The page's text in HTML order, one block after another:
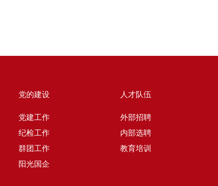
党的建设
党建工作
纪检工作
群团工作
阳光国企
人才队伍
外部招聘
内部选聘
教育培训